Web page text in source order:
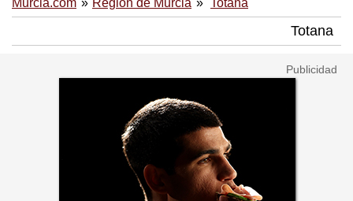
Murcia.com
Región de Murcia Totana
Totana